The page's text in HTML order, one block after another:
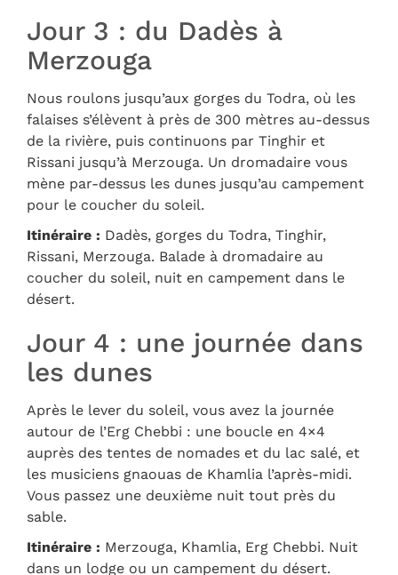
Jour 3 : du Dadès à
Merzouga
Nous roulons jusqu’aux gorges du Todra, où les
falaises s’élèvent à près de 300 mètres au-dessus
de la rivière, puis continuons par Tinghir et
Rissani jusqu’à Merzouga. Un dromadaire vous
mène par-dessus les dunes jusqu’au campement
pour le coucher du soleil.
Itinéraire : Dadès, gorges du Todra, Tinghir,
Rissani, Merzouga. Balade à dromadaire au
coucher du soleil, nuit en campement dans le
désert.
Jour 4 : une journée dans
les dunes
Après le lever du soleil, vous avez la journée
autour de l’Erg Chebbi : une boucle en 4×4
auprès des tentes de nomades et du lac salé, et
les musiciens gnaouas de Khamlia l’après-midi.
Vous passez une deuxième nuit tout près du
sable.
Itinéraire : Merzouga, Khamlia, Erg Chebbi. Nuit
dans un lodge ou un campement du désert.